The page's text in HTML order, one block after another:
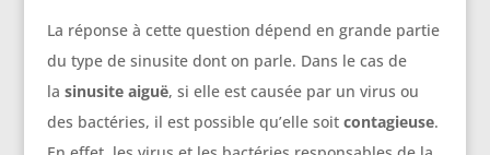
La réponse à cette question dépend en grande partie
du type de sinusite dont on parle. Dans le cas de
la sinusite aiguë, si elle est causée par un virus ou
des bactéries, il est possible qu’elle soit contagieuse.